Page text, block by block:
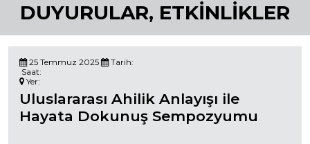
DUYURULAR, ETKINLIKLER
25 Temmuz 2025
Tarih:
Saat:
Yer:
Uluslararası Ahilik Anlayışı ile
Hayata Dokunuş Sempozyumu